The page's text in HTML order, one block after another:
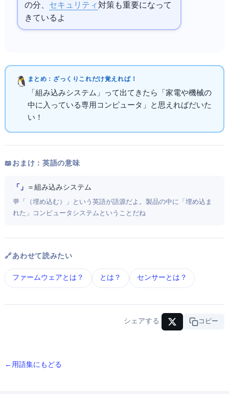
の分、 セキュリティ 対策も重要になって
きているよ
まとめ：ざっくりこれだけ覚えればOK！
「組み込みシステム」って出てきたら「家電や機械の
中に入っている専用コンピュータ」と思えればだいた
いOK！
📖 おまけ：英語の意味
「Embedded System」 ＝ 組み込みシステム
💬 「Embed（埋め込む）」という英語が語源だよ。製品の中に「埋め込ま
れた」コンピュータシステムということだね
🔗 あわせて読みたい
ファームウェア とは？ IoT とは？ センサー とは？
シェアする URLコピー
← 用語集にもどる